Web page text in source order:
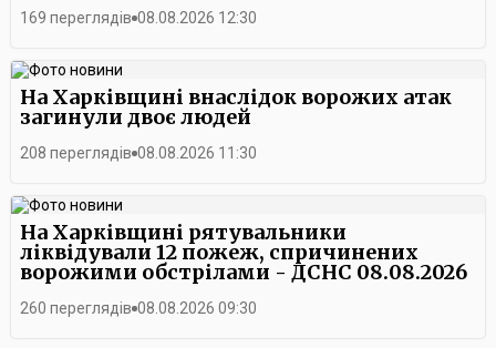
169 переглядів 08.08.2026 12:30
На Харківщині внаслідок ворожих атак
загинули двоє людей
208 переглядів 08.08.2026 11:30
На Харківщині рятувальники
ліквідували 12 пожеж, спричинених
ворожими обстрілами - ДСНС 08.08.2026
260 переглядів 08.08.2026 09:30